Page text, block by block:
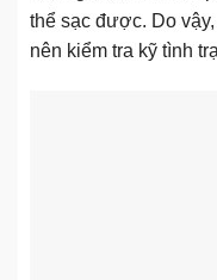
thể sạc được. Do
nên kiểm tra kỹ tình